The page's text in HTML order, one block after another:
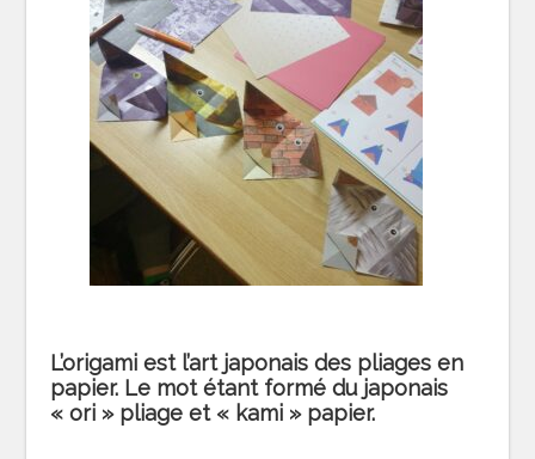
L’origami est l’art japonais des pliages en
papier. Le mot étant formé du japonais
« ori » pliage et « kami » papier.